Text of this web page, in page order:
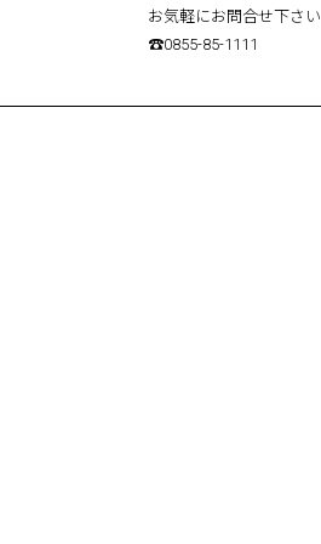
お気軽にお問合せ下さい
☎0855-85-1111